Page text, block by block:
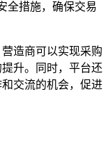
全措施，确保交易
造商可以实现采购
升。同时，平台还
交流的机会，促进